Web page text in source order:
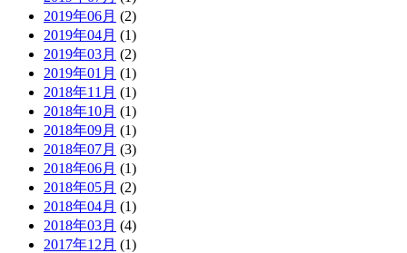
2019年06月 (2)
2019年04月 (1)
2019年03月 (2)
2019年01月 (1)
2018年11月 (1)
2018年10月 (1)
2018年09月 (1)
2018年07月 (3)
2018年06月 (1)
2018年05月 (2)
2018年04月 (1)
2018年03月 (4)
2017年12月 (1)